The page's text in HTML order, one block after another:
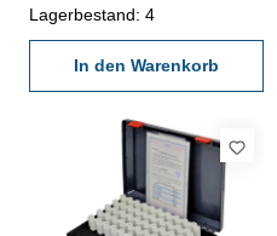
Messstifthalter - im Behältnis /
Kasten Messbereich 5,01 -
6,00 mm
Lagerbestand: 4
In den Warenkorb